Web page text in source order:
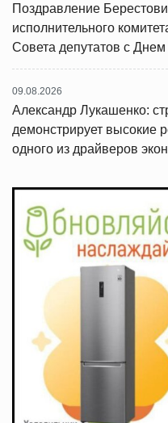
Поздравление
исполнительного
Совета депутатов с Днем
09.08.2026
Александр Лукашенко:
демонстрирует высокие
одного из драйверов